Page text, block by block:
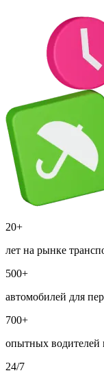
20+
лет на рынке
500+
автомобилей для
700+
опытных водителей
24/7